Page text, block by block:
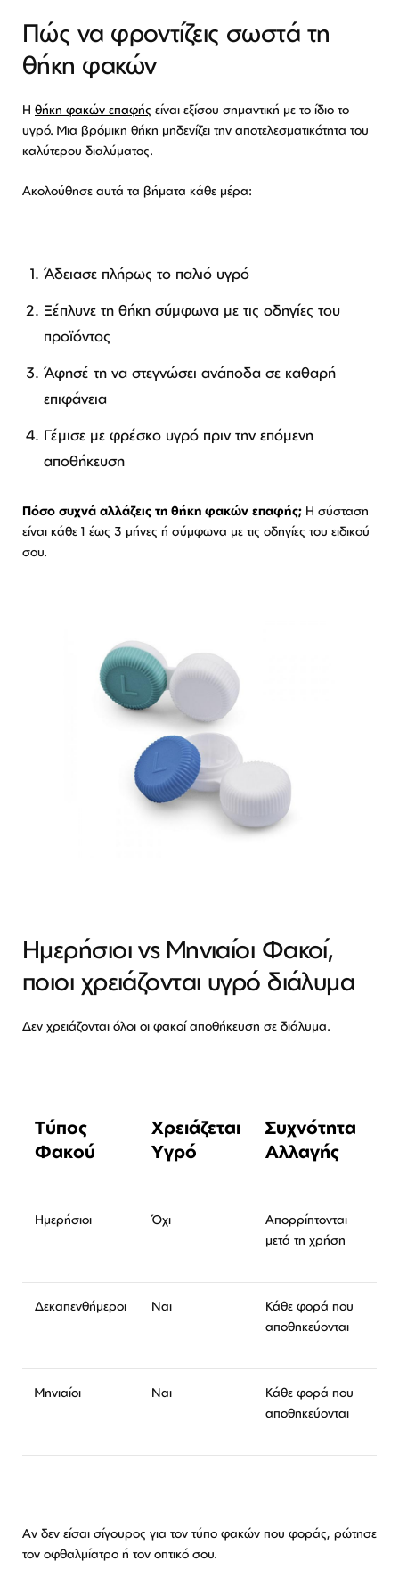
Πώς να φροντίζεις σωστά τη
θήκη φακών
Η θήκη φακών επαφής είναι εξίσου σημαντική με το ίδιο το
υγρό. Μια βρόμικη θήκη μηδενίζει την αποτελεσματικότητα του
καλύτερου διαλύματος.
Ακολούθησε αυτά τα βήματα κάθε μέρα:
Άδειασε πλήρως το παλιό υγρό
Ξέπλυνε τη θήκη σύμφωνα με τις οδηγίες του
προϊόντος
Άφησέ τη να στεγνώσει ανάποδα σε καθαρή
επιφάνεια
Γέμισε με φρέσκο υγρό πριν την επόμενη
αποθήκευση
Πόσο συχνά αλλάζεις τη θήκη φακών επαφής; Η σύσταση
είναι κάθε 1 έως 3 μήνες ή σύμφωνα με τις οδηγίες του ειδικού
σου.
Ημερήσιοι vs Μηνιαίοι Φακοί,
ποιοι χρειάζονται υγρό διάλυμα
Δεν χρειάζονται όλοι οι φακοί αποθήκευση σε διάλυμα.
Τύπος
Φακού
Χρειάζεται
Υγρό
Συχνότητα
Αλλαγής
Ημερήσιοι Όχι
Απορρίπτονται
μετά τη χρήση
Δεκαπενθήμεροι Ναι
Κάθε φορά που
αποθηκεύονται
Μηνιαίοι Ναι
Κάθε φορά που
αποθηκεύονται
Αν δεν είσαι σίγουρος για τον τύπο φακών που φοράς, ρώτησε
τον οφθαλμίατρο ή τον οπτικό σου.